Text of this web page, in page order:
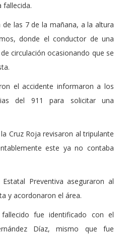
fallecida.
las 7 de la mañana, a la altura
donde el conductor de una
circulación ocasionando que se
el accidente informaron a los
del 911 para solicitar una
Cruz Roja revisaron al tripulante
este ya no contaba
Preventiva aseguraron al
y acordonaron el área.
fue identificado con el
Díaz, mismo que fue